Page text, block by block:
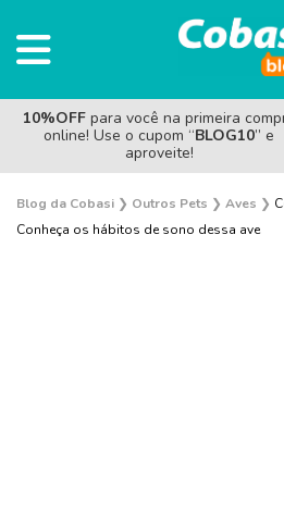
10%OFF para você na primeira
online! Use o cupom “BLOG10” e
aproveite!
Blog da Cobasi ❯ Outros Pets ❯ Aves ❯
Conheça os hábitos de sono dessa ave